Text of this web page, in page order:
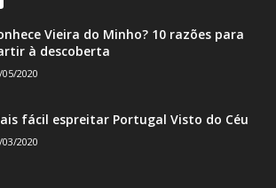
Vieira do Minho? 10 razões para
à descoberta
2020
fácil espreitar Portugal Visto do Céu
03/2020